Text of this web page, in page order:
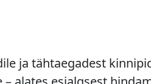
ja tähtaegadest